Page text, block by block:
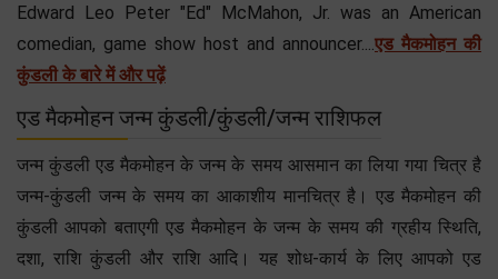
Edward Leo Peter "Ed" McMahon, Jr. was an American
comedian, game show host and announcer....एड मैकमोहन की
कुंडली के बारे में और पढ़ें
एड मैकमोहन जन्म कुंडली/कुंडली/जन्म राशिफल
जन्म कुंडली एड मैकमोहन के जन्म के समय आसमान का लिया गया चित्र है
जन्म-कुंडली जन्म के समय का आकाशीय मानचित्र है। एड मैकमोहन की
कुंडली आपको बताएगी एड मैकमोहन के जन्म के समय की ग्रहीय स्थिति,
दशा, राशि कुंडली और राशि आदि। यह शोध-कार्य के लिए आपको एड